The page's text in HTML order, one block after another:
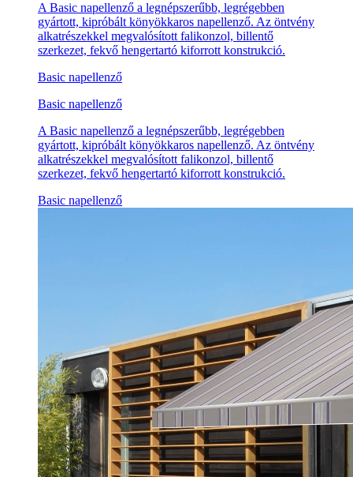
A Basic napellenző a legnépszerűbb, legrégebben
gyártott, kipróbált könyökkaros napellenző. Az öntvény
alkatrészekkel megvalósított falikonzol, billentő
szerkezet, fekvő hengertartó kiforrott konstrukció.
Basic napellenző
Basic napellenző
A Basic napellenző a legnépszerűbb, legrégebben
gyártott, kipróbált könyökkaros napellenző. Az öntvény
alkatrészekkel megvalósított falikonzol, billentő
szerkezet, fekvő hengertartó kiforrott konstrukció.
Basic napellenző